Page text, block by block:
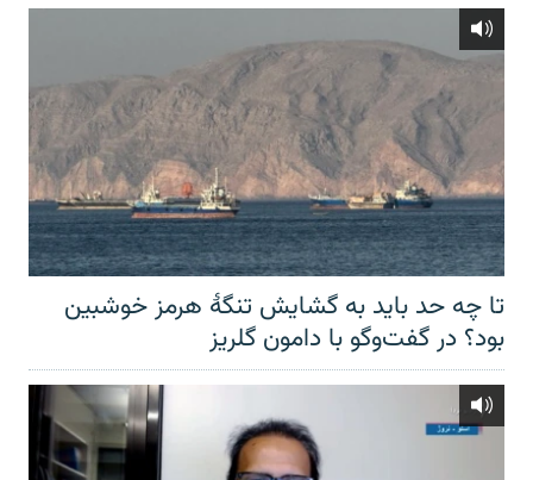
تا چه حد باید به گشایش تنگهٔ هرمز خوشبین
بود؟ در گفت‌وگو با دامون گلریز